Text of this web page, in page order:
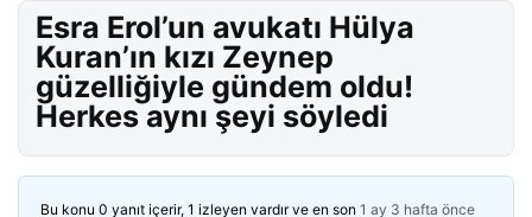
Esra Erol’un avukatı Hülya
Kuran’ın kızı Zeynep
güzelliğiyle gündem oldu!
Herkes aynı şeyi söyledi
Bu konu 0 yanıt içerir, 1 izleyen vardır ve en son 1 ay 3 hafta önce